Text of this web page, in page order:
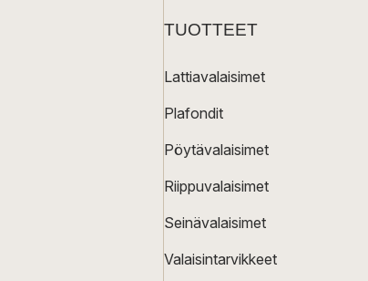
TUOTTEET
Lattiavalaisimet
Plafondit
Pöytävalaisimet
Riippuvalaisimet
Seinävalaisimet
Valaisintarvikkeet